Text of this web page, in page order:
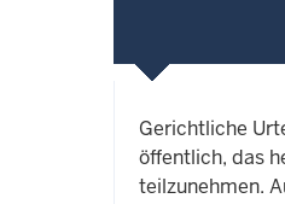
Gerichtliche
öffentlich, das
teilzunehmen.